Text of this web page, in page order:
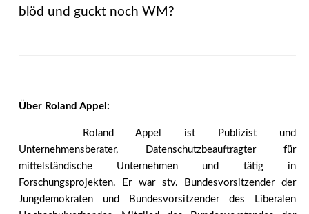
blöd und guckt noch WM?
Über Roland Appel:
Roland Appel ist Publizist und
Unternehmensberater, Datenschutzbeauftragter für
mittelständische Unternehmen und tätig in
Forschungsprojekten. Er war stv. Bundesvorsitzender der
Jungdemokraten und Bundesvorsitzender des Liberalen